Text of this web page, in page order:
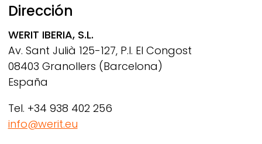
Dirección
WERIT IBERIA, S.L.
Av. Sant Julià 125-127, P.I. El Congost
08403 Granollers (Barcelona)
España
Tel. +34 938 402 256
info@werit.eu